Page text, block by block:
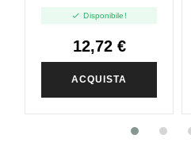
Vape Shot - 10ml
 Disponibile!
12,72 €
ACQUISTA